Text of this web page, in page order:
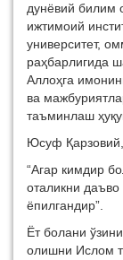
дунёвий билим
ижтимоий
университет,
раҳбарлигида
Аллоҳга
ва
таъминлаш
Юсуф
“Агар кимдир
оталикни
ёпилгандир”.
Ёт болани
олишни Ислом